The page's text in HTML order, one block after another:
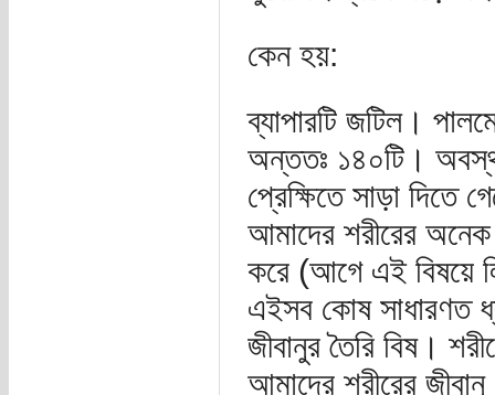
কেন হয়:
ব্যাপারটি জটিল।
অন্ততঃ ১৪০টি।
প্রেক্ষিতে সাড়া দিতে
আমাদের শরীরের
করে (আগে এই বিষয়ে
এইসব কোষ সাধারণত
জীবানুর তৈরি বিষ।
আমাদের শরীরের